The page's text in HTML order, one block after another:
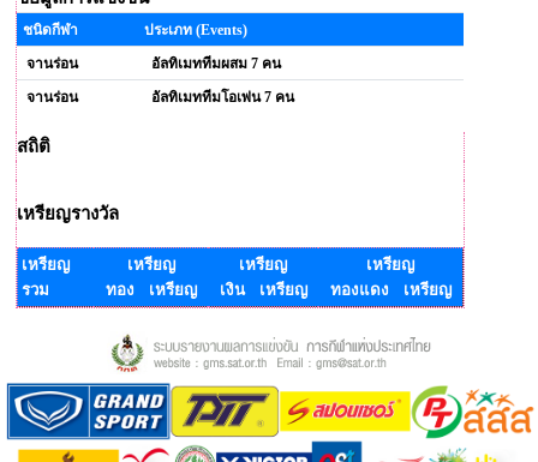
ชนิดกีฬา
ประเภท (Events)
จานร่อน
อัลทิเมททีมผสม 7 คน
จานร่อน
อัลทิเมททีมโอเพ่น 7 คน
สถิติ
เหรียญรางวัล
เหรียญ
รวม
เหรียญ
ทอง เหรียญ
เหรียญ
เงิน เหรียญ
เหรียญ
ทองแดง เหรียญ